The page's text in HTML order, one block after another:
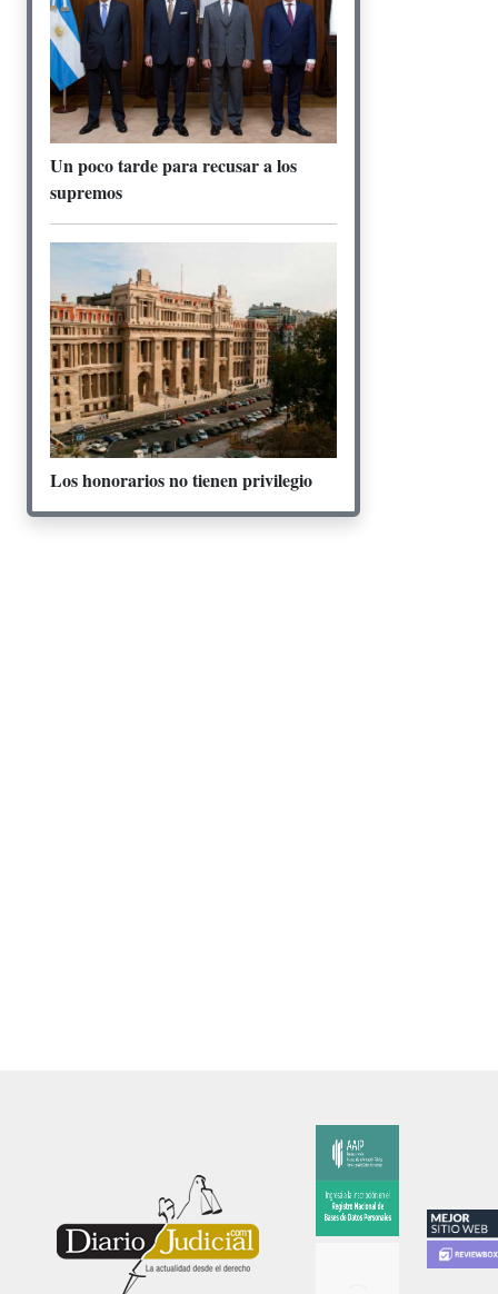
Un poco tarde para recusar a los
supremos
Los honorarios no tienen privilegio